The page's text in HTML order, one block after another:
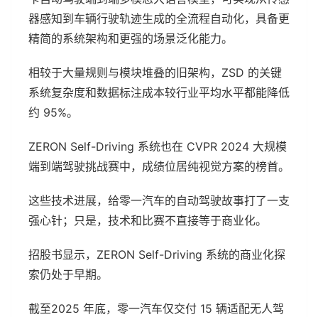
器感知到车辆行驶轨迹生成的全流程自动化，具备更
精简的系统架构和更强的场景泛化能力。
相较于大量规则与模块堆叠的旧架构，ZSD 的关键
系统复杂度和数据标注成本较行业平均水平都能降低
约 95%。
ZERON Self-Driving 系统也在 CVPR 2024 大规模
端到端驾驶挑战赛中，成绩位居纯视觉方案的榜首。
这些技术进展，给零一汽车的自动驾驶故事打了一支
强心针；只是，技术和比赛不直接等于商业化。
招股书显示，ZERON Self-Driving 系统的商业化探
索仍处于早期。
截至2025 年底，零一汽车仅交付 15 辆适配无人驾